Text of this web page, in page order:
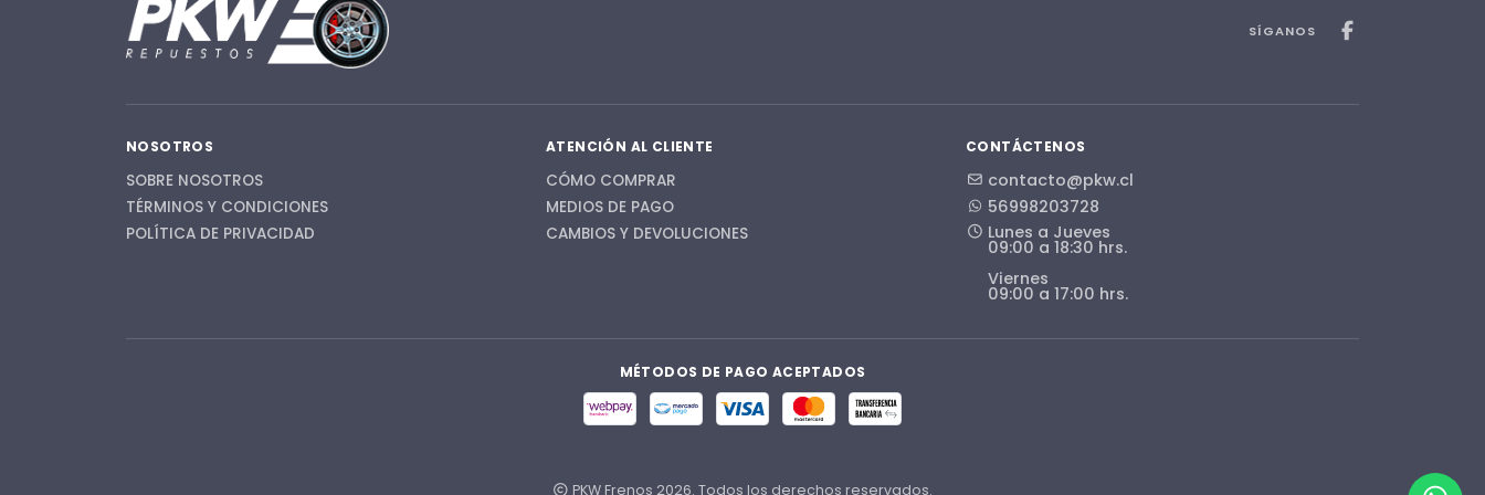
SÍGANOS
NOSOTROS
SOBRE NOSOTROS
TÉRMINOS Y CONDICIONES
POLÍTICA DE PRIVACIDAD
ATENCIÓN AL CLIENTE
CÓMO COMPRAR
MEDIOS DE PAGO
CAMBIOS Y DEVOLUCIONES
CONTÁCTENOS
contacto@pkw.cl
56998203728
Lunes a Jueves
09:00 a 18:30 hrs.
Viernes
09:00 a 17:00 hrs.
MÉTODOS DE PAGO ACEPTADOS
PKW Frenos 2026. Todos los derechos reservados.